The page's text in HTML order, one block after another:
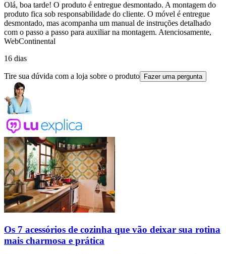
Olá, boa tarde! O produto é entregue desmontado. A montagem do
produto fica sob responsabilidade do cliente. O móvel é entregue
desmontado, mas acompanha um manual de instruções detalhado
com o passo a passo para auxiliar na montagem. Atenciosamente,
WebContinental
16 dias
Tire sua dúvida com a loja sobre o produto Fazer uma pergunta
Os 7 acessórios de cozinha que vão deixar sua rotina
mais charmosa e prática